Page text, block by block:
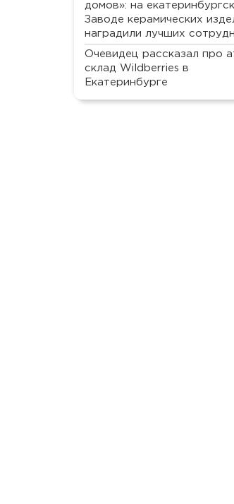
домов»: на
Заводе керамических
наградили лучших
Очевидец рассказал про
склад Wildberries в
Екатеринбурге